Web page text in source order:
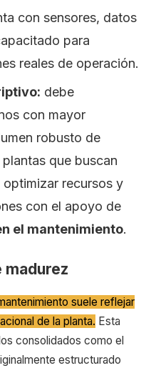
con sensores, datos
para
reales de operación.
debe
con mayor
robusto de
que buscan
recursos y
con el apoyo de
el mantenimiento.
madurez
suele reflejar
de la planta. Esta
consolidados como el
estructurado